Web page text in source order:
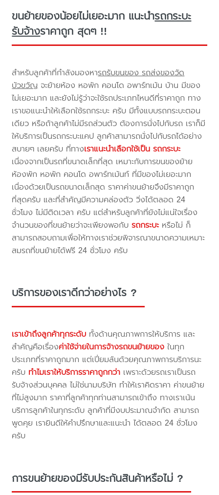
ขนย้ายของน้อยไม่เยอะมาก แนะนำรถกระบะ
รับจ้างราคาถูก สุดๆ !!
สำหรับลูกค้าที่กำลังมองหารถรับขนของ รถส่งของวัด
บัวขวัญ จะย้ายห้อง หอพัก คอนโด อพาร์ทเม้น บ้าน มีของ
ไม่เยอะมาก และยังไม่รู้ว่าจะใช้รถประเภทไหนดีที่ราคาถูก ทาง
เราขอแนะนำให้เลือกใช้รถกระบะ ครับ มีทั้งแบบรถกระบะตอน
เดียว หรือถ้าลูกค้าไม่มีรถส่วนตัว ต้องการนั่งไปกับรถ เราก็มี
ให้บริการเป็นรถกระบะแคป ลูกค้าสามารถนั่งไปกับรถได้อย่าง
สบายๆ เลยครับ ที่ทางเราแนะนำเลือกใช้เป็น รถกระบะ
เนื่องจากเป็นรถที่ขนาดเล็กที่สุด เหมาะกับการขนของย้าย
ห้องพัก หอพัก คอนโด อพาร์ทเม้นท์ ที่มีของไม่เยอะมาก
เนื่องด้วยเป็นรถขนาดเล็กสุด ราคาค่าขนย้ายจึงมีราคาถูก
ที่สุดครับ และที่สำคัญมีความคล่องตัว วิ่งได้ตลอด 24
ชั่วโมง ไม่มีติดเวลา ครับ แต่สำหรับลูกค้าที่ยังไม่แน่ใจเรื่อง
จำนวนของที่ขนย้ายว่าจะเพียงพอกับรถกระบะ หรือไม่ ก็
สามารถสอบถามเพื่อให้ทางเราช่วยพิจารณาขนาดความเหมาะ
สมรถที่ขนย้ายได้ฟรี 24 ชั่วโมง ครับ
บริการของเราดีกว่าอย่างไร ?
เราเข้าถึงลูกค้าทุกระดับ ทั้งด้านคุณภาพการให้บริการ และ
สำคัญคือเรื่องค่าใช้จ่ายในการจ้างรถขนย้ายของ ในทุก
ประเภทที่ราคาถูกมาก แต่เปี่ยมล้นด้วยคุณภาพการบริการนะ
ครับ ทำไมเราให้บริการราคาถูกกว่า เพราะด้วยรถเราเป็นรถ
รับจ้างส่วนบุคคล ไม่ใช่นามบริษัท ทำให้เราคิดราคา ค่าขนย้าย
ที่ไม่สูงมาก ราคาที่ลูกค้าทุกท่านสามารถเข้าถึง ทางเราเน้น
บริการลูกค้าในทุกระดับ ลูกค้าที่มีงบประมาณจำกัด สามารถ
พูดคุย เรายินดีให้คำปรึกษาและแนะนำ ได้ตลอด 24 ชั่วโมง
ครับ
การขนย้ายของมีรับประกันสินค้าหรือไม่ ?